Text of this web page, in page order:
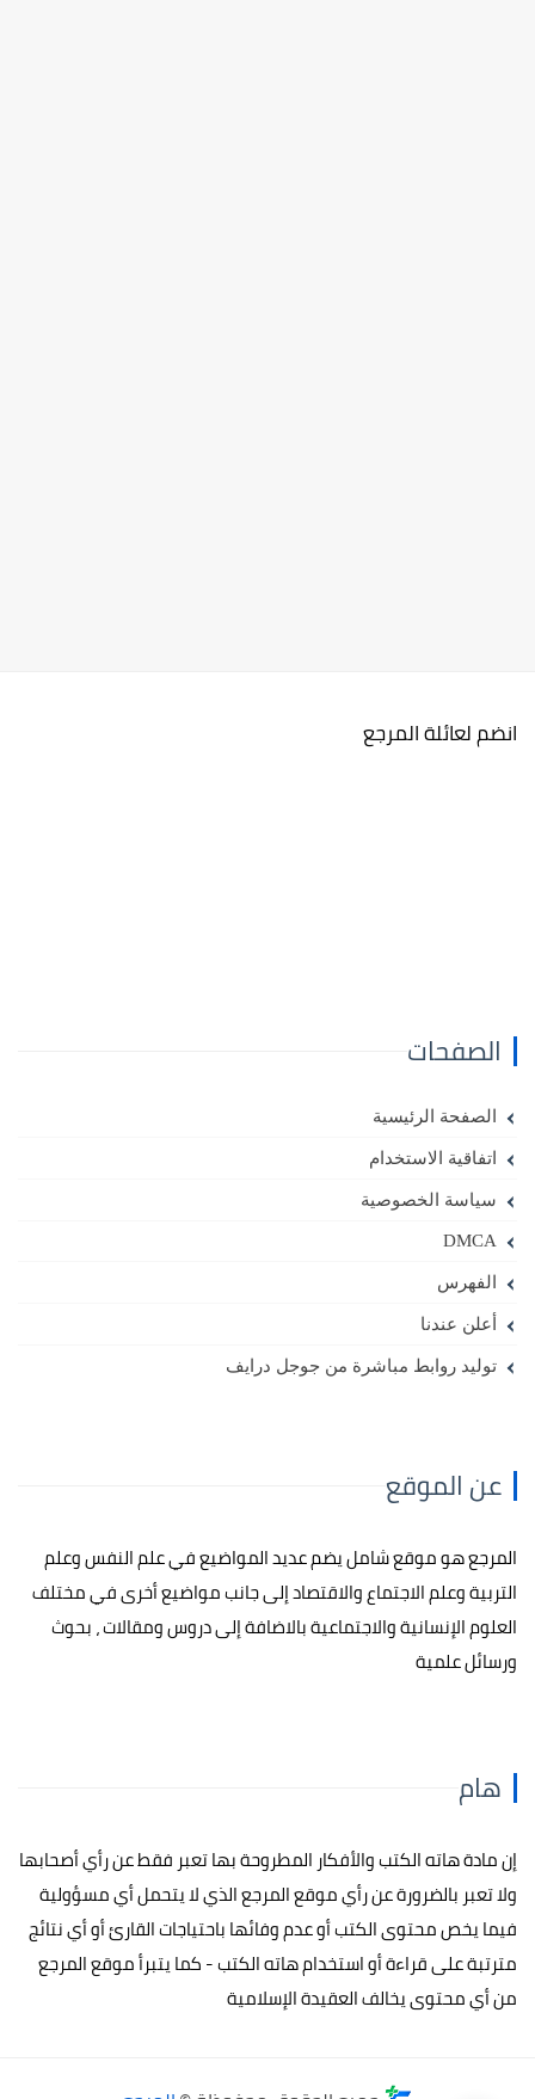
انضم لعائلة المرجع
الصفحات
الصفحة الرئيسية
اتفاقية الاستخدام
سياسة الخصوصية
DMCA
الفهرس
أعلن عندنا
توليد روابط مباشرة من جوجل درايف
عن الموقع
المرجع هو موقع شامل يضم عديد المواضيع في علم النفس وعلم
التربية وعلم الاجتماع والاقتصاد إلى جانب مواضيع أخرى في مختلف
العلوم الإنسانية والاجتماعية بالاضافة إلى دروس ومقالات ، بحوث
ورسائل علمية
هام
إن مادة هاته الكتب والأفكار المطروحة بها تعبر فقط عن رأي أصحابها
ولا تعبر بالضرورة عن رأي موقع المرجع الذي لا يتحمل أي مسؤولية
فيما يخص محتوى الكتب أو عدم وفائها باحتياجات القارئ أو أي نتائج
مترتبة على قراءة أو استخدام هاته الكتب - كما يتبرأ موقع المرجع
من أي محتوى يخالف العقيدة الإسلامية